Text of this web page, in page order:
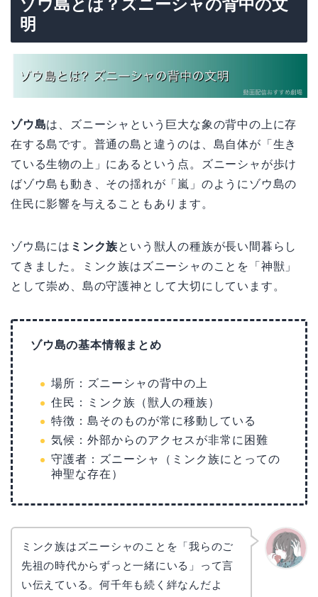
ゾウ島とは？ズニーシャの背中の文
明
ゾウ島は、ズニーシャという巨大な象の背中の上に存
在する島です。普通の島と違うのは、島自体が「生き
ている生物の上」にあるという点。ズニーシャが歩け
ばゾウ島も動き、その揺れが「嵐」のようにゾウ島の
住民に影響を与えることもあります。
ゾウ島には ミンク族という獣人の種族が長い間暮らし
てきました。ミンク族はズニーシャのことを「神獣」
として崇め、島の守護神として大切にしています。
ゾウ島の基本情報まとめ
場所：ズニーシャの背中の上
住民：ミンク族（獣人の種族）
特徴：島そのものが常に移動している
気候：外部からのアクセスが非常に困難
守護者：ズニーシャ（ミンク族にとっての
神聖な存在）
ミンク族はズニーシャのことを「我らのご
先祖の時代からずっと一緒にいる」って言
い伝えている。何千年も続く絆なんだよ